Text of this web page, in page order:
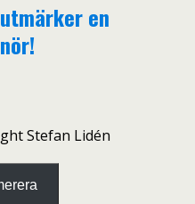
en
Stefan Lidén